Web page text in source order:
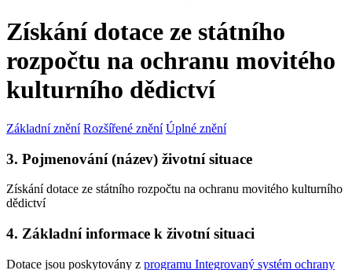
Získání dotace ze státního
rozpočtu na ochranu movitého
kulturního dědictví
Základní znění Rozšířené znění Úplné znění
3. Pojmenování (název) životní situace
Získání dotace ze státního rozpočtu na ochranu movitého kulturního
dědictví
4. Základní informace k životní situaci
Dotace jsou poskytovány z programu Integrovaný systém ochrany